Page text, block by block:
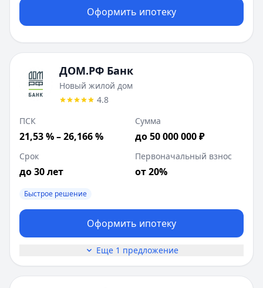
Оформить ипотеку
ДОМ.РФ Банк
Новый жилой дом
4.8
ПСК
21,53 % – 26,166 %
Сумма
до 50 000 000 ₽
Срок
до 30 лет
Первоначальный взнос
от 20%
Быстрое решение
Оформить ипотеку
Еще 1 предложение